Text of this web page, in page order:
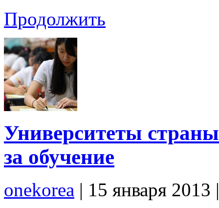
Продолжить
Университеты
за обучение
onekorea | 15 января 2013